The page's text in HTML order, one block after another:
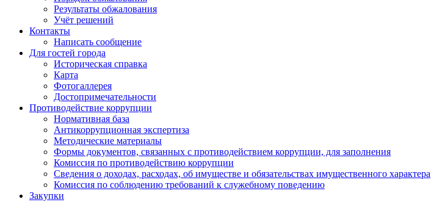
Результаты обжалования
Учёт решений
Контакты
Написать сообщение
Для гостей города
Историческая справка
Карта
Фотогаллерея
Достопримечательности
Противодействие коррупции
Нормативная база
Антикоррупционная экспертиза
Методические материалы
Формы документов, связанных с противодействием коррупции, для заполнения
Комиссия по противодействию коррупции
Сведения о доходах, расходах, об имуществе и обязательствах имущественного характера
Комиссия по соблюдению требований к служебному поведению
Закупки